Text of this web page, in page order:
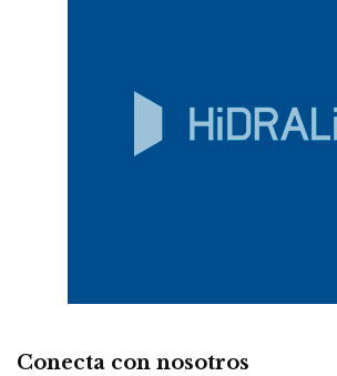
Conecta con nosotros